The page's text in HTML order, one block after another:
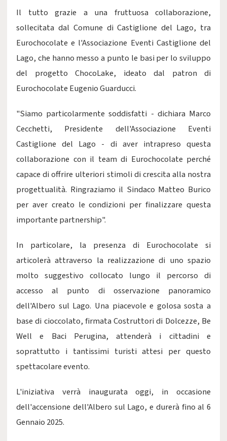
Il tutto grazie a una fruttuosa collaborazione,
sollecitata dal Comune di Castiglione del Lago, tra
Eurochocolate e l'Associazione Eventi Castiglione del
Lago, che hanno messo a punto le basi per lo sviluppo
del progetto ChocoLake, ideato dal patron di
Eurochocolate Eugenio Guarducci.
"Siamo particolarmente soddisfatti - dichiara Marco
Cecchetti, Presidente dell'Associazione Eventi
Castiglione del Lago - di aver intrapreso questa
collaborazione con il team di Eurochocolate perché
capace di offrire ulteriori stimoli di crescita alla nostra
progettualità. Ringraziamo il Sindaco Matteo Burico
per aver creato le condizioni per finalizzare questa
importante partnership".
In particolare, la presenza di Eurochocolate si
articolerà attraverso la realizzazione di uno spazio
molto suggestivo collocato lungo il percorso di
accesso al punto di osservazione panoramico
dell'Albero sul Lago. Una piacevole e golosa sosta a
base di cioccolato, firmata Costruttori di Dolcezze, Be
Well e Baci Perugina, attenderà i cittadini e
soprattutto i tantissimi turisti attesi per questo
spettacolare evento.
L'iniziativa verrà inaugurata oggi, in occasione
dell'accensione dell'Albero sul Lago, e durerà fino al 6
Gennaio 2025.